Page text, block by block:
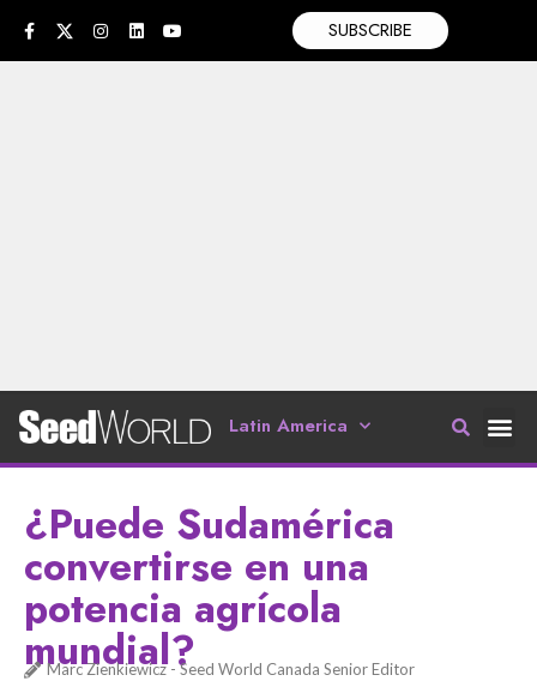
SUBSCRIBE
Latin America
¿Puede Sudamérica
convertirse en una
potencia agrícola
mundial?
Marc Zienkiewicz - Seed World Canada Senior Editor